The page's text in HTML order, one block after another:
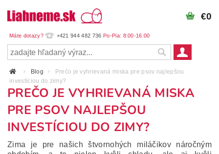
+421 944 482 736
€0
Blog
Prečo je vyhrievaná miska pre psov najlepšou
investíciou do zimy?
PREČO JE VYHRIEVANÁ MISKA
PRE PSOV NAJLEPŠOU
INVESTÍCIOU DO ZIMY?
Zima je pre našich štvornohých miláčikov náročným